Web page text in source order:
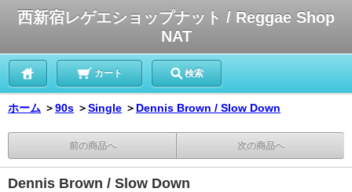
西新宿レゲエショップナット / Reggae Shop
NAT
カート 検索
ホーム ＞90s ＞Single ＞ Dennis Brown / Slow Down
前の商品へ 次の商品へ
Dennis Brown / Slow Down